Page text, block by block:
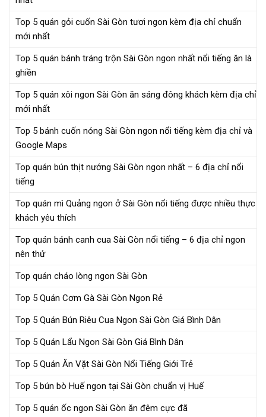
Top 5 quán gỏi cuốn Sài Gòn tươi ngon kèm địa chỉ chuẩn
mới nhất
Top 5 quán bánh tráng trộn Sài Gòn ngon nhất nổi tiếng ăn là
ghiền
Top 5 quán xôi ngon Sài Gòn ăn sáng đông khách kèm địa chỉ
mới nhất
Top 5 bánh cuốn nóng Sài Gòn ngon nổi tiếng kèm địa chỉ và
Google Maps
Top quán bún thịt nướng Sài Gòn ngon nhất – 6 địa chỉ nổi
tiếng
Top quán mì Quảng ngon ở Sài Gòn nổi tiếng được nhiều thực
khách yêu thích
Top quán bánh canh cua Sài Gòn nổi tiếng – 6 địa chỉ ngon
nên thử
Top quán cháo lòng ngon Sài Gòn
Top 5 Quán Cơm Gà Sài Gòn Ngon Rẻ
Top 5 Quán Bún Riêu Cua Ngon Sài Gòn Giá Bình Dân
Top 5 Quán Lẩu Ngon Sài Gòn Giá Bình Dân
Top 5 Quán Ăn Vặt Sài Gòn Nổi Tiếng Giới Trẻ
Top 5 bún bò Huế ngon tại Sài Gòn chuẩn vị Huế
Top 5 quán ốc ngon Sài Gòn ăn đêm cực đã